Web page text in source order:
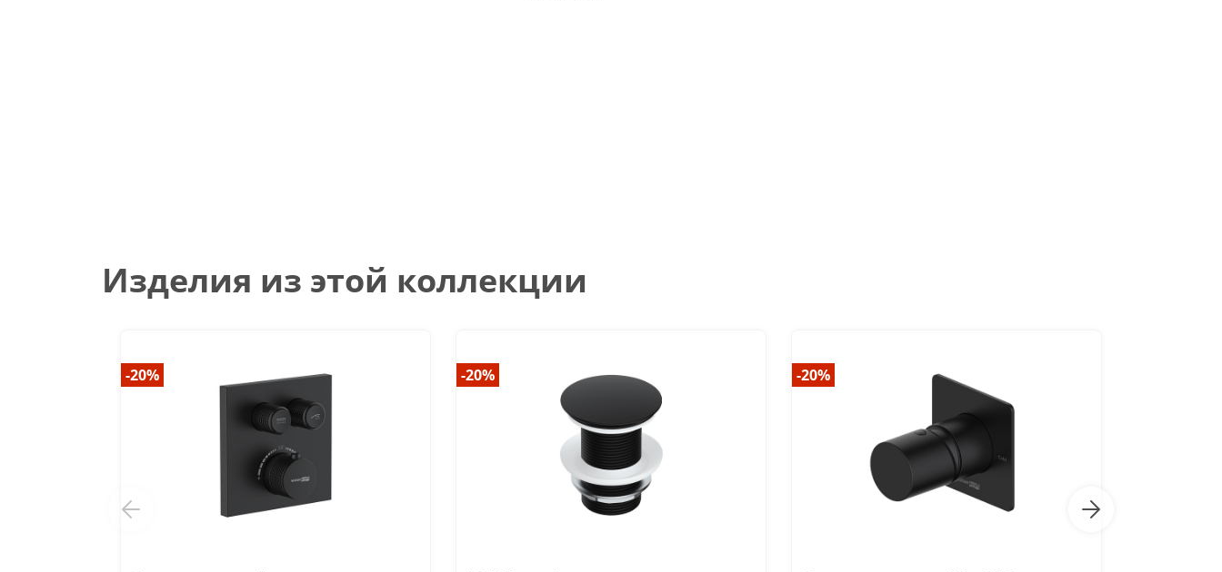
Изделия из этой коллекции
-20% -20% -20%